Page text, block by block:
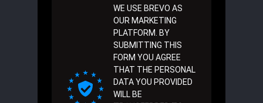
WE USE BREVO AS
OUR MARKETING
PLATFORM. BY
SUBMITTING THIS
FORM YOU AGREE
THAT THE PERSONAL
DATA YOU PROVIDED
WILL BE